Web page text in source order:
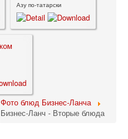
Азу по-татарски
Фото блюд Бизнес-Ланча
Бизнес-Ланч - Вторые блюда